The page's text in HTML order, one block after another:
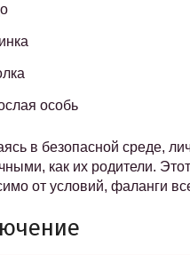
особь
в безопасной среде,
как их родители.
от условий, фаланги